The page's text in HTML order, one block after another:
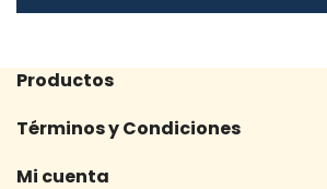
Productos
Términos y Condiciones
Mi cuenta